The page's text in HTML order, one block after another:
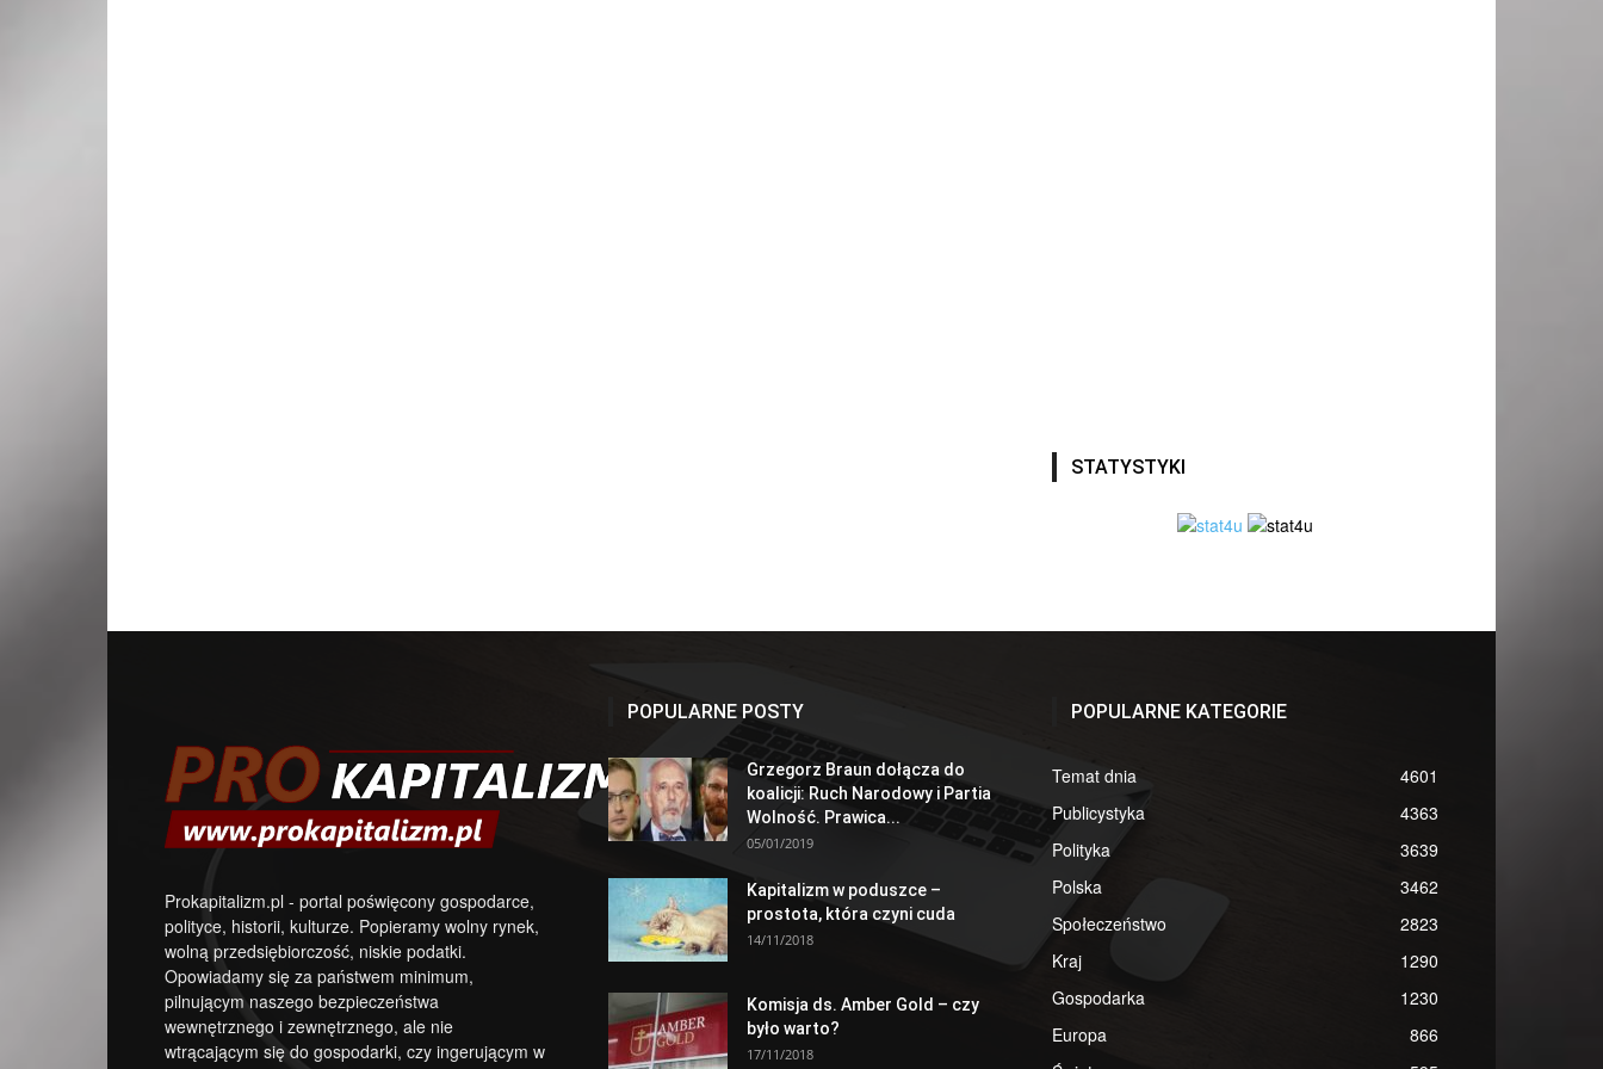
STATYSTYKI
Prokapitalizm.pl - portal poświęcony gospodarce,
polityce, historii, kulturze. Popieramy wolny rynek,
wolną przedsiębiorczość, niskie podatki.
Opowiadamy się za państwem minimum,
pilnującym naszego bezpieczeństwa
wewnętrznego i zewnętrznego, ale nie
wtrącającym się do gospodarki, czy ingerującym w
POPULARNE POSTY
Grzegorz Braun dołącza do
koalicji: Ruch Narodowy i Partia
Wolność. Prawica...
05/01/2019
Kapitalizm w poduszce –
prostota, która czyni cuda
14/11/2018
Komisja ds. Amber Gold – czy
było warto?
17/11/2018
POPULARNE KATEGORIE
Temat dnia
4601
Publicystyka
4363
Polityka
3639
Polska
3462
Społeczeństwo
2823
Kraj
1290
Gospodarka
1230
Europa
866